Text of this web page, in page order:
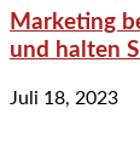
Marketing
und halten
Juli 18, 2023